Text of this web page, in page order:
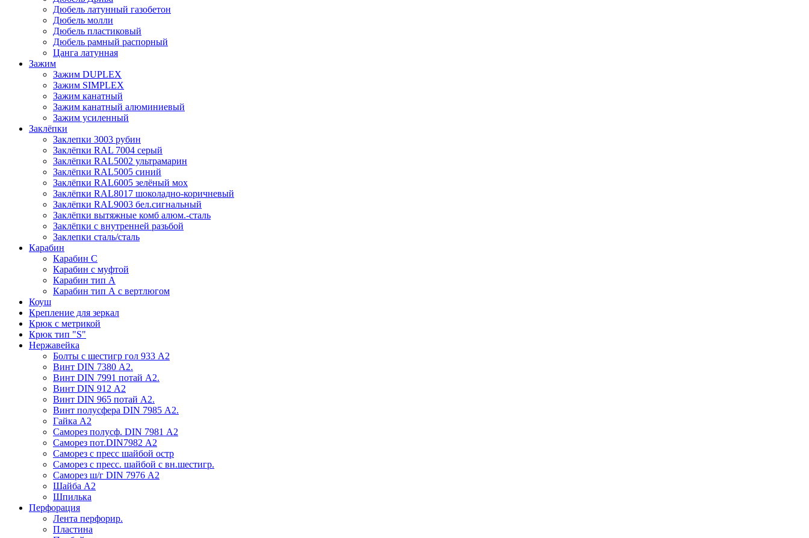
Дюбель латунный газобетон
Дюбель молли
Дюбель пластиковый
Дюбель рамный распорный
Цанга латунная
Зажим
Зажим DUPLEX
Зажим SIMPLEX
Зажим канатный
Зажим канатный алюминиевый
Зажим усиленный
Заклёпки
Заклепки 3003 рубин
Заклёпки RAL 7004 серый
Заклёпки RAL5002 ультрамарин
Заклёпки RAL5005 синий
Заклёпки RAL6005 зелёный мох
Заклёпки RAL8017 шоколадно-коричневый
Заклёпки RAL9003 бел.сигнальный
Заклёпки вытяжные комб алюм.-сталь
Заклёпки с внутренней разьбой
Заклепки сталь/сталь
Карабин
Карабин С
Карабин с муфтой
Карабин тип А
Карабин тип А с вертлюгом
Коуш
Крепление для зеркал
Крюк с метрикой
Крюк тип "S"
Нержавейка
Болты с шестигр гол 933 А2
Винт DIN 7380 А2.
Винт DIN 7991 потай А2.
Винт DIN 912 А2
Винт DIN 965 потай А2.
Винт полусфера DIN 7985 А2.
Гайка А2
Саморез полусф. DIN 7981 А2
Саморез пот.DIN7982 А2
Саморез с пресс шайбой остр
Саморез с пресс. шайбой с вн.шестигр.
Саморез ш/г DIN 7976 А2
Шайба А2
Шпилька
Перфорация
Лента перфорир.
Пластина